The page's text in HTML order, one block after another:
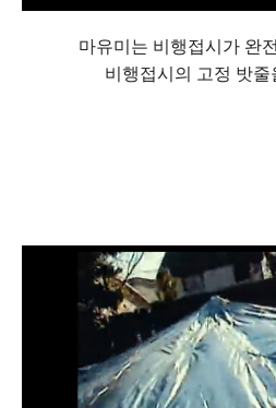
마유미는 비행접시가 완
비행접시의 고정 밧